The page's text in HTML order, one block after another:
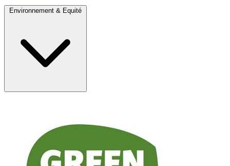
Environnement & Equité